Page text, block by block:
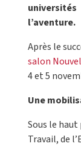
l’aventure.
Après le
salon
4 et 5
Une
Sous le
Travail, de